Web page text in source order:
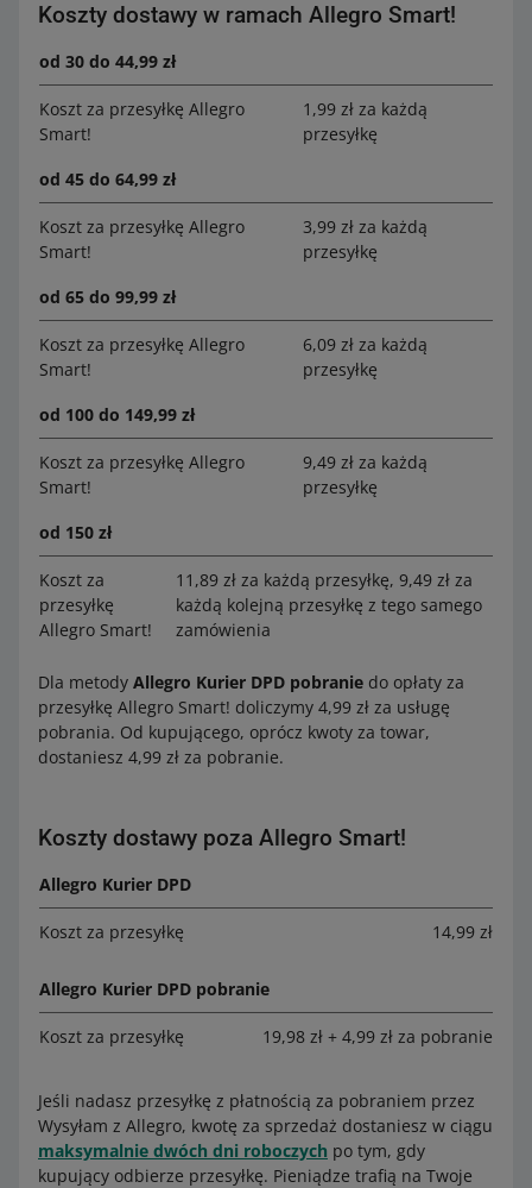
Koszty dostawy w ramach Allegro Smart!
od 30 do 44,99 zł
Koszt za przesyłkę Allegro
Smart!
1,99 zł za każdą
przesyłkę
od 45 do 64,99 zł
Koszt za przesyłkę Allegro
Smart!
3,99 zł za każdą
przesyłkę
od 65 do 99,99 zł
Koszt za przesyłkę Allegro
Smart!
6,09 zł za każdą
przesyłkę
od 100 do 149,99 zł
Koszt za przesyłkę Allegro
Smart!
9,49 zł za każdą
przesyłkę
od 150 zł
Koszt za
przesyłkę
Allegro Smart!
11,89 zł za każdą przesyłkę, 9,49 zł za
każdą kolejną przesyłkę z tego samego
zamówienia
Dla metody Allegro Kurier DPD pobranie do opłaty za
przesyłkę Allegro Smart! doliczymy 4,99 zł za usługę
pobrania. Od kupującego, oprócz kwoty za towar,
dostaniesz 4,99 zł za pobranie.
Koszty dostawy poza Allegro Smart!
Allegro Kurier DPD
Koszt za przesyłkę 14,99 zł
Allegro Kurier DPD pobranie
Koszt za przesyłkę 19,98 zł + 4,99 zł za pobranie
Jeśli nadasz przesyłkę z płatnością za pobraniem przez
Wysyłam z Allegro, kwotę za sprzedaż dostaniesz w ciągu
maksymalnie dwóch dni roboczych po tym, gdy
kupujący odbierze przesyłkę. Pieniądze trafią na Twoje